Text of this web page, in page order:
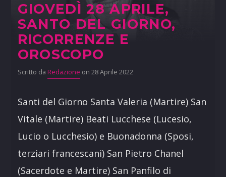
GIOVEDÌ 28 APRILE,
SANTO DEL GIORNO,
RICORRENZE E
OROSCOPO
Scritto da Redazione on 28 Aprile 2022
Santi del Giorno Santa Valeria (Martire) San
Vitale (Martire) Beati Lucchese (Lucesio,
Lucio o Lucchesio) e Buonadonna (Sposi,
terziari francescani) San Pietro Chanel
(Sacerdote e Martire) San Panfilo di